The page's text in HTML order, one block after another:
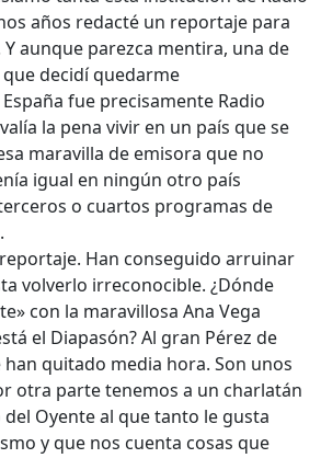
años redacté un reportaje para
aunque parezca mentira, una de
decidí quedarme
fue precisamente Radio
la pena vivir en un país que se
maravilla de emisora que no
igual en ningún otro país
o cuartos programas de
Han conseguido arruinar
volverlo irreconocible. ¿Dónde
con la maravillosa Ana Vega
el Diapasón? Al gran Pérez de
quitado media hora. Son unos
otra parte tenemos a un charlatán
Oyente al que tanto le gusta
y que nos cuenta cosas que